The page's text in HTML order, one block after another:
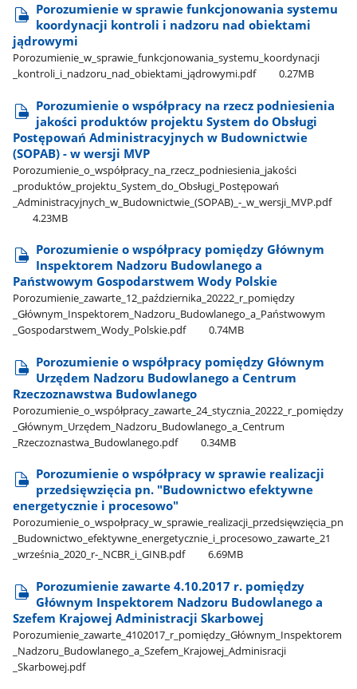
Porozumienie w sprawie funkcjonowania systemu
koordynacji kontroli i nadzoru nad obiektami
jądrowymi
Porozumienie​_w​_sprawie​_funkcjonowania​_systemu​_koordynacji​
_kontroli​_i​_nadzoru​_nad​_obiektami​_jądrowymi.pdf
0.27MB
Porozumienie o współpracy na rzecz podniesienia
jakości produktów projektu System do Obsługi
Postępowań Administracyjnych w Budownictwie
(SOPAB) - w wersji MVP
Porozumienie​_o​_współpracy​_na​_rzecz​_podniesienia​_jakości​
_produktów​_projektu​_System​_do​_Obsługi​_Postępowań​
_Administracyjnych​_w​_Budownictwie​_(SOPAB)​_-​_w​_wersji​_MVP.pdf
4.23MB
Porozumienie o współpracy pomiędzy Głównym
Inspektorem Nadzoru Budowlanego a
Państwowym Gospodarstwem Wody Polskie
Porozumienie​_zawarte​_12​_października​_20222​_r​_pomiędzy​
_Głównym​_Inspektorem​_Nadzoru​_Budowlanego​_a​_Państwowym​
_Gospodarstwem​_Wody​_Polskie.pdf
0.74MB
Porozumienie o współpracy pomiędzy Głównym
Urzędem Nadzoru Budowlanego a Centrum
Rzeczoznawstwa Budowlanego
Porozumienie​_o​_współpracy​_zawarte​_24​_stycznia​_20222​_r​_pomiędzy​
_Głównym​_Urzędem​_Nadzoru​_Budowlanego​_a​_Centrum​
_Rzeczoznastwa​_Budowlanego.pdf
0.34MB
Porozumienie o współpracy w sprawie realizacji
przedsięwzięcia pn. "Budownictwo efektywne
energetycznie i procesowo"
Porozumienie​_o​_wspołpracy​_w​_sprawie​_realizacji​_przedsięwzięcia​_pn​
_Budownictwo​_efektywne​_energetycznie​_i​_procesowo​_zawarte​_21​
_września​_2020​_r-​_NCBR​_i​_GINB.pdf
6.69MB
Porozumienie zawarte 4.10.2017 r. pomiędzy
Głównym Inspektorem Nadzoru Budowlanego a
Szefem Krajowej Administracji Skarbowej
Porozumienie​_zawarte​_4102017​_r​_pomiędzy​_Głównym​_Inspektorem​
_Nadzoru​_Budowlanego​_a​_Szefem​_Krajowej​_Adminisracji​
_Skarbowej.pdf